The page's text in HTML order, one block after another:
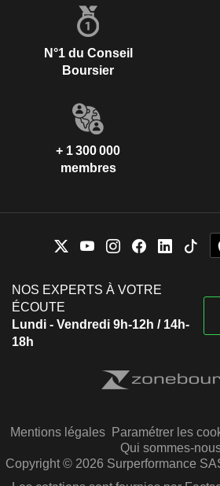
N°1 du Conseil
Boursier
+ 1 300 000
membres
NOS EXPERTS À VOTRE
ÉCOUTE
Lundi - Vendredi 9h-12h / 14h-
18h
Mentions légales Paramétrer les
Qui sommes-
Copyright © 2026 Surperformance